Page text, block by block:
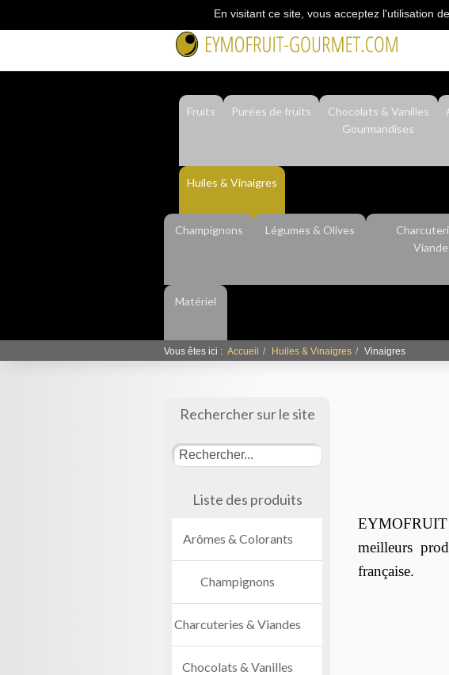
En visitant ce site, vous acceptez l'utilisation
Fruits Purées de fruits
Chocolats & Vanilles
Gourmandises
Huiles & Vinaigres
Champignons Légumes & Olives
Matériel
Vous êtes ici : Accueil Huiles & Vinaigres Vinaigres
EYMOFRUIT
meilleurs
française.
Rechercher sur le site
Liste des produits
Arômes & Colorants
Champignons
Charcuteries & Viandes
Chocolats & Vanilles